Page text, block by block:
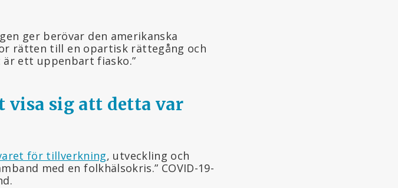
ger berövar den amerikanska
rätten till en opartisk rättegång och
är ett uppenbart fiasko.”
visa sig att detta var
för tillverkning, utveckling och
med en folkhälsokris.” COVID-19-